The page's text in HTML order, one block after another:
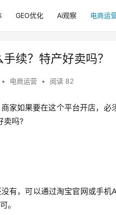
GEO优化 Ai观察 电商运
续？特产好卖吗？
• 电商运营 • 阅读 82
家如果要在这个平台开店，
卖吗?
有，可以通过淘宝官网或手
。